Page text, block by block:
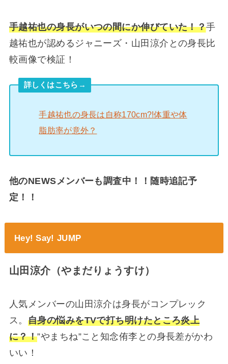
手越祐也の身長がいつの間にか伸びていた！？手
越祐也が認めるジャニーズ・山田涼介との身長比
較画像で検証！
詳しくはこちら→
手越祐也の身長は自称170cm?!体重や体
脂肪率が意外？
他のNEWSメンバーも調査中！！随時追記予
定！！
Hey! Say! JUMP
山田涼介（やまだりょうすけ）
人気メンバーの山田涼介は身長がコンプレック
ス。 自身の悩みをTVで打ち明けたところ炎上
に？！”やまちね”こと知念侑李との身長差がかわ
いい！